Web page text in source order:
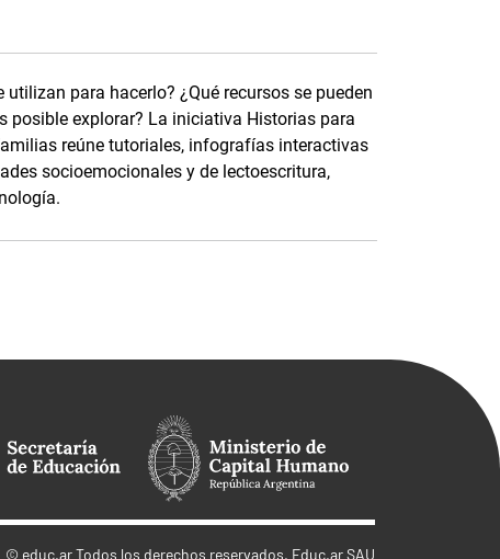
para hacerlo? ¿Qué recursos se pueden
posible explorar? La iniciativa Historias para
reúne tutoriales, infografías interactivas
socioemocionales y de lectoescritura,
© educ.arTodos los derechos reservados. Educ.ar SAU